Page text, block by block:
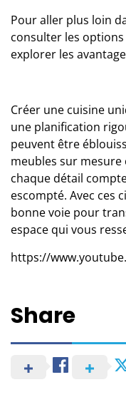
Pour aller plus loin
consulter les
explorer les
Créer une cuisine
une planification
peuvent être
meubles sur
chaque détail
escompté. Avec ces
bonne voie pour
espace qui vous
https://
Share